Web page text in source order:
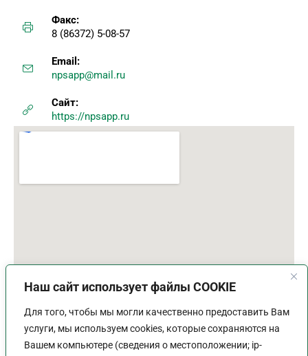
Наш сайт использует файлы COOKIE
Для того, чтобы мы могли качественно предоставить Вам
услуги, мы используем cookies, которые сохраняются на
Вашем компьютере (сведения о местоположении; ip-
Факс:
8 (86372) 5-08-57
Email:
npsapp@mail.ru
Сайт:
https://npsapp.ru